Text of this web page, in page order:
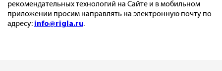
рекомендательных технологий на Сайте и в мобильном
приложении просим направлять на электронную почту по
адресу: info@rigla.ru.